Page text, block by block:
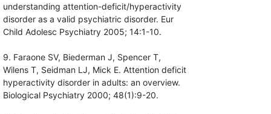
understanding attention-deficit/hyperactivity
disorder as a valid psychiatric disorder. Eur
Child Adolesc Psychiatry 2005; 14:1-10.
9. Faraone SV, Biederman J, Spencer T,
Wilens T, Seidman LJ, Mick E. Attention deficit
hyperactivity disorder in adults: an overview.
Biological Psychiatry 2000; 48(1):9-20.